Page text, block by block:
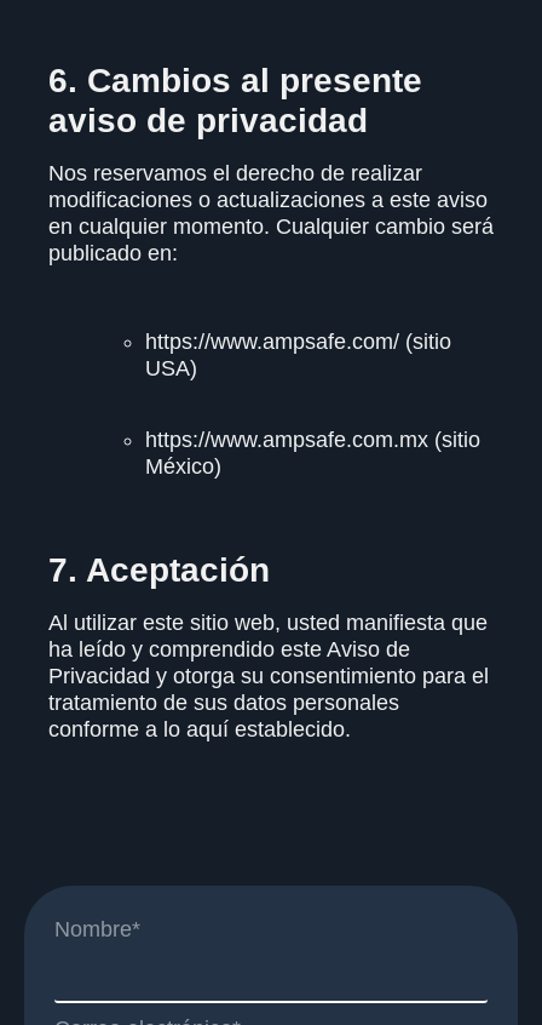
6. Cambios al presente
aviso de privacidad
Nos reservamos el derecho de realizar
modificaciones o actualizaciones a este aviso
en cualquier momento. Cualquier cambio será
publicado en:
https://www.ampsafe.com/ (sitio
USA)
https://www.ampsafe.com.mx (sitio
México)
7. Aceptación
Al utilizar este sitio web, usted manifiesta que
ha leído y comprendido este Aviso de
Privacidad y otorga su consentimiento para el
tratamiento de sus datos personales
conforme a lo aquí establecido.
Nombre*